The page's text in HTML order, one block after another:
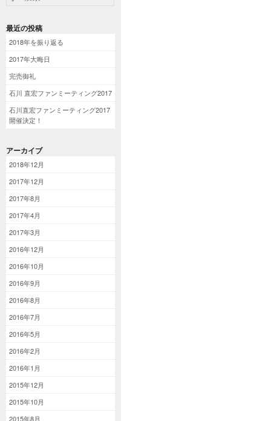
最近の投稿
2018年を振り返る
2017年大晦日
完売御礼
石川 直宏ファンミーティング2017
石川直宏ファンミーティング2017
開催決定！
アーカイブ
2018年12月
2017年12月
2017年8月
2017年4月
2017年3月
2016年12月
2016年10月
2016年9月
2016年8月
2016年7月
2016年5月
2016年2月
2016年1月
2015年12月
2015年10月
2015年8月